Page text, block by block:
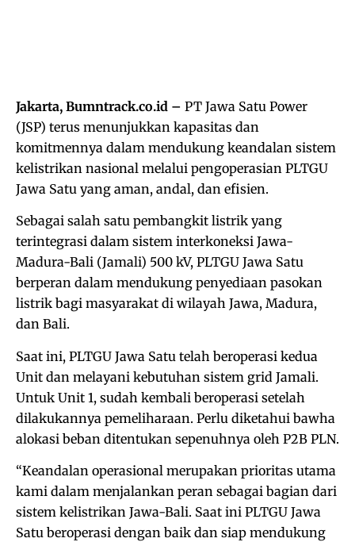
Jakarta, Bumntrack.co.id – PT Jawa Satu Power
(JSP) terus menunjukkan kapasitas dan
komitmennya dalam mendukung keandalan sistem
kelistrikan nasional melalui pengoperasian PLTGU
Jawa Satu yang aman, andal, dan efisien.
Sebagai salah satu pembangkit listrik yang
terintegrasi dalam sistem interkoneksi Jawa-
Madura-Bali (Jamali) 500 kV, PLTGU Jawa Satu
berperan dalam mendukung penyediaan pasokan
listrik bagi masyarakat di wilayah Jawa, Madura,
dan Bali.
Saat ini, PLTGU Jawa Satu telah beroperasi kedua
Unit dan melayani kebutuhan sistem grid Jamali.
Untuk Unit 1, sudah kembali beroperasi setelah
dilakukannya pemeliharaan. Perlu diketahui bawha
alokasi beban ditentukan sepenuhnya oleh P2B PLN.
“Keandalan operasional merupakan prioritas utama
kami dalam menjalankan peran sebagai bagian dari
sistem kelistrikan Jawa-Bali. Saat ini PLTGU Jawa
Satu beroperasi dengan baik dan siap mendukung